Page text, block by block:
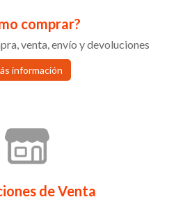
comprar?
venta, envío y devoluciones
información
de Venta